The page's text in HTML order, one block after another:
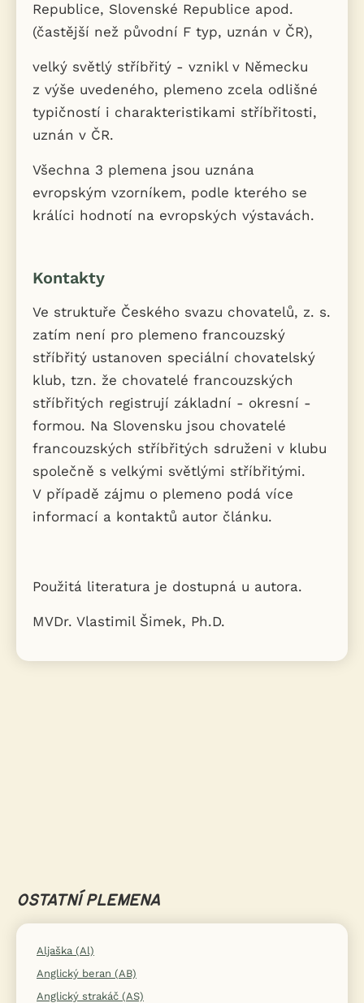
Republice, Slovenské Republice apod.
(častější než původní F typ, uznán v ČR),
velký světlý stříbřitý - vznikl v Německu
z výše uvedeného, plemeno zcela odlišné
typičností i charakteristikami stříbřitosti,
uznán v ČR.
Všechna 3 plemena jsou uznána
evropským vzorníkem, podle kterého se
králíci hodnotí na evropských výstavách.
Kontakty
Ve struktuře Českého svazu chovatelů, z. s.
zatím není pro plemeno francouzský
stříbřitý ustanoven speciální chovatelský
klub, tzn. že chovatelé francouzských
stříbřitých registrují základní - okresní -
formou. Na Slovensku jsou chovatelé
francouzských stříbřitých sdruženi v klubu
společně s velkými světlými stříbřitými.
V případě zájmu o plemeno podá více
informací a kontaktů autor článku.
Použitá literatura je dostupná u autora.
MVDr. Vlastimil Šimek, Ph.D.
OSTATNÍ PLEMENA
Aljaška (Al)
Anglický beran (AB)
Anglický strakáč (AS)